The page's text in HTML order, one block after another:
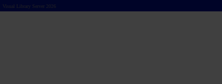
Visual Library Server 2026